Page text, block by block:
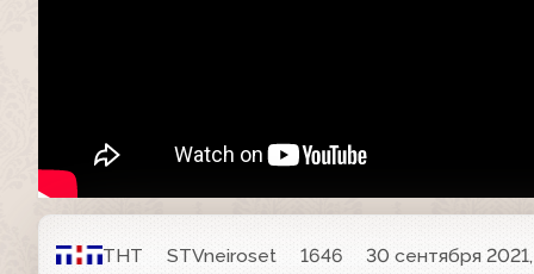
ТНТ STVneiroset 1646
30 сентября